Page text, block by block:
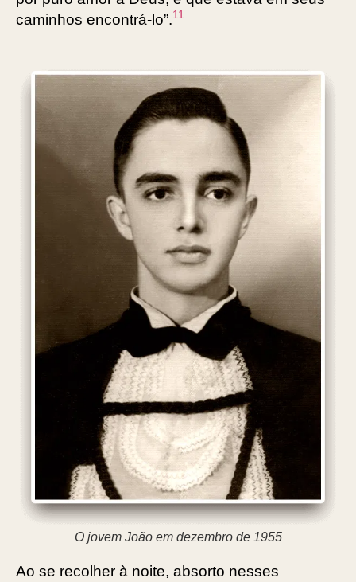
caminhos encontrá-lo”.11
O jovem João em dezembro de 1955
Ao se recolher à noite, absorto nesses